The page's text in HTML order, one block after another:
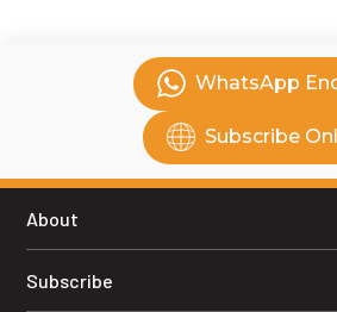
WhatsApp
Subscribe
About
Subscribe